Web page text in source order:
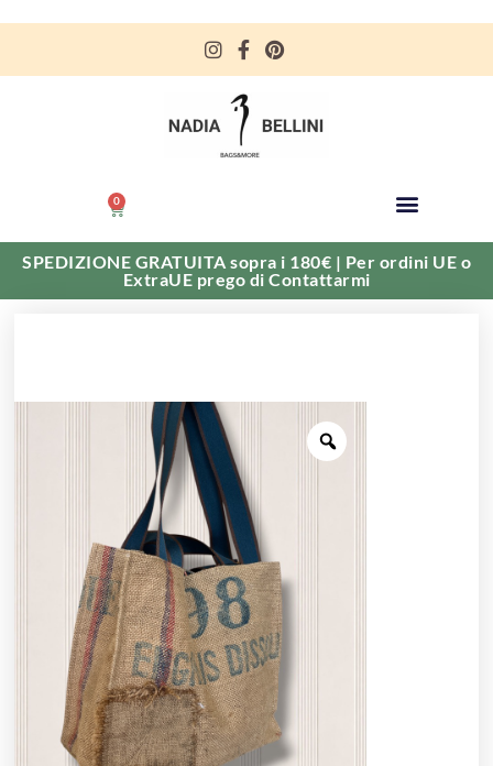
0
SPEDIZIONE GRATUITA sopra i 180€ | Per ordini UE o
ExtraUE prego di Contattarmi